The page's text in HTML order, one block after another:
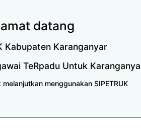
datang
Kabupaten Karanganyar
TeRpadu Untuk
menggunakan SIPETRUK